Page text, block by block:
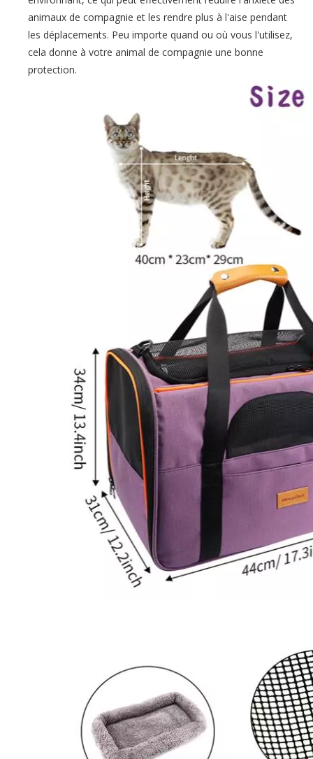
animaux de compagnie et les rendre plus à l'aise pendant
les déplacements. Peu importe quand ou où vous l'utilisez,
cela donne à votre animal de compagnie une bonne
protection.